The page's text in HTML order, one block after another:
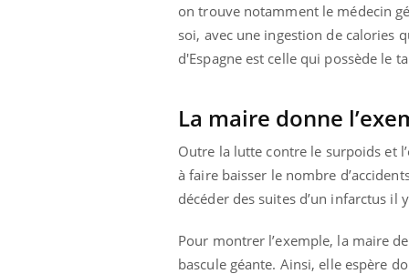
on trouve notamment le médecin
soi, avec une ingestion de calories
d'Espagne est celle qui possède le
La maire donne
Outre la lutte contre le surpoids et
à faire baisser le nombre
décéder des suites d’un infarctus il
Pour montrer l’exemple, la maire
bascule géante. Ainsi, elle espère
Le Ramadan approche, et, pour de
nombreuses personnes atteintes de